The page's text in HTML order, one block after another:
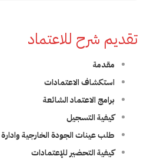
تقديم شرح للاعتماد
مقدمة
استكشاف الاعتمادات
برامج الاعتماد الشائعة
كيفية التسجيل
طلب عينات الجودة الخارجية
كيفية التحضير للإعتمادات